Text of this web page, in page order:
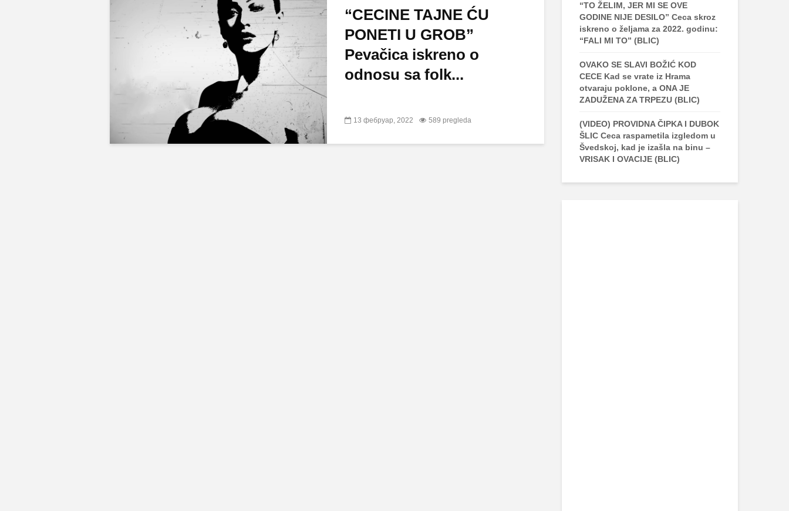
“CECINE TAJNE ĆU
PONETI U GROB”
Pevačica iskreno o
odnosu sa folk...
13 фебруар, 2022 589 pregleda
“TO ŽELIM, JER MI SE OVE
GODINE NIJE DESILO” Ceca skroz
iskreno o željama za 2022. godinu:
“FALI MI TO” (BLIC)
OVAKO SE SLAVI BOŽIĆ KOD
CECE Kad se vrate iz Hrama
otvaraju poklone, a ONA JE
ZADUŽENA ZA TRPEZU (BLIC)
(VIDEO) PROVIDNA ČIPKA I DUBOK
ŠLIC Ceca raspametila izgledom u
Švedskoj, kad je izašla na binu –
VRISAK I OVACIJE (BLIC)